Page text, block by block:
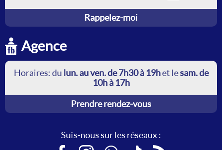
Rappelez-moi
Agence
Horaires: du lun. au ven. de 7h30 à 19het lesam. de
10h à 17h
Prendre rendez-vous
Suis-nous sur les réseaux :